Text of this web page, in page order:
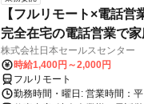
【フルリモート×電話
完全在宅の電話営業で
株式会社日本セールスセンター
時給1,400円～2,000円
フルリモート
勤務時間・曜日: 営業時間：